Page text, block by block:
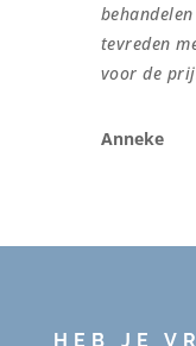
tevreden
voor de
Anneke
HEB JE